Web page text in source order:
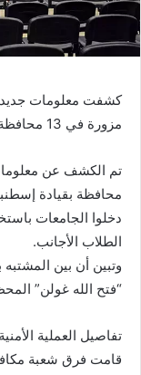
كشفت معلومات
مزورة في 13 محافظة
محافظة بقيادة
دخلوا الجامعات
الطلاب الأجانب.
وتبين أن بين
“فتح الله غولن”
تفاصيل العملية الأمنية
قامت فرق شعبة